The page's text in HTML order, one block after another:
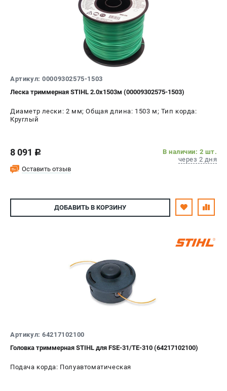
Артикул: 00009302575-1503
Леска триммерная STIHL 2.0х1503м (00009302575-1503)
Диаметр лески: 2 мм; Общая длина: 1503 м; Тип корда:
Круглый
8 091 c
В наличии: 2 шт.
через 2 дня
Оставить отзыв
ДОБАВИТЬ В КОРЗИНУ
Артикул: 64217102100
Головка триммерная STIHL для FSE-31/ТE-310 (64217102100)
Подача корда: Полуавтоматическая